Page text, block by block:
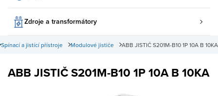
Zdroje a transformátory
ABB JISTIČ S201M-B10 1P 10A B 10KA
Modulové jističe
Spínací a jistící přístroje
ABB JISTIČ S201M-B10 1P 10A B 10KA